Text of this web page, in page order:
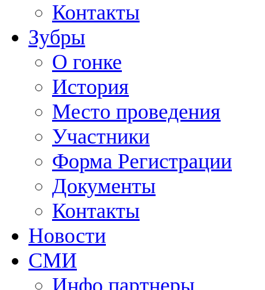
Контакты
Зубры
О гонке
История
Место проведения
Участники
Форма Регистрации
Документы
Контакты
Новости
СМИ
Инфо партнеры